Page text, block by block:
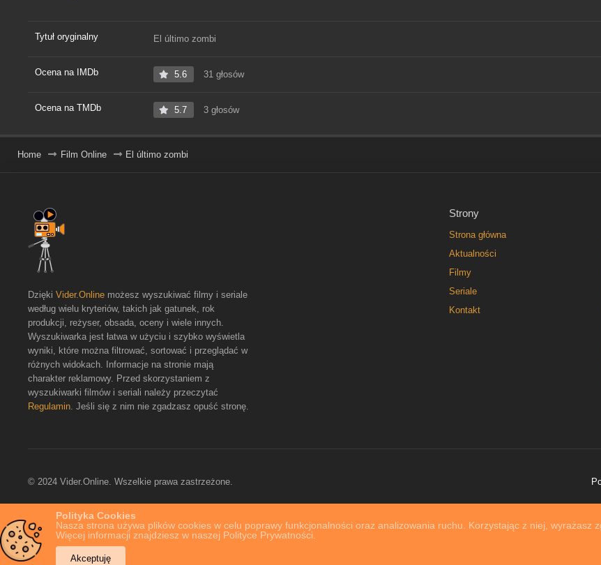
Polityka Cookies
Nasza strona używa plików cookies w celu poprawy funkcjonalności oraz analizowania ruchu. Korzystając z niej, wyrażasz
Więcej informacji znajdziesz w naszej Polityce Prywatności.
Akceptuję
Tytuł oryginalny El último zombi
Ocena na IMDb 5.6 31 głosów
Ocena na TMDb 5.7 3 głosów
Home Film Online El último zombi
Strony
Strona główna
Aktualności
Filmy
Seriale
Kontakt
Dzięki Vider.Online możesz wyszukiwać filmy i seriale
według wielu kryteriów, takich jak gatunek, rok
produkcji, reżyser, obsada, oceny i wiele innych.
Wyszukiwarka jest łatwa w użyciu i szybko wyświetla
wyniki, które można filtrować, sortować i przeglądać w
różnych widokach. Informacje na stronie mają
charakter reklamowy. Przed skorzystaniem z
wyszukiwarki filmów i seriali należy przeczytać
Regulamin. Jeśli się z nim nie zgadzasz opuść stronę.
© 2024 Vider.Online. Wszelkie prawa zastrzeżone.